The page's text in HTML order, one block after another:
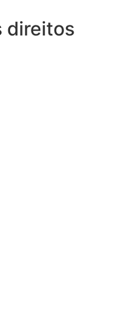
direitos